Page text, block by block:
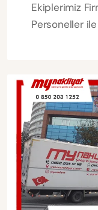
Ekiplerimiz
Personeller ile